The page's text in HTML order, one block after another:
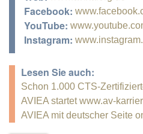
Facebook:
YouTube:
Instagram:
Lesen Sie auch:
Schon 1.000 CTS-
AVIEA startet www.av-
AVIEA mit deutscher Seite